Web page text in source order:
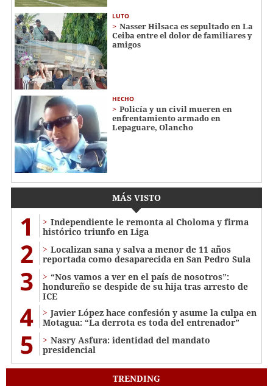
LUTO
Nasser Hilsaca es sepultado en La
Ceiba entre el dolor de familiares y
amigos
HECHO
Policía y un civil mueren en
enfrentamiento armado en
Lepaguare, Olancho
MÁS VISTO
1
Independiente le remonta al Choloma y firma
histórico triunfo en Liga
2
Localizan sana y salva a menor de 11 años
reportada como desaparecida en San Pedro Sula
3
“Nos vamos a ver en el país de nosotros”:
hondureño se despide de su hija tras arresto de
ICE
4
Javier López hace confesión y asume la culpa en
Motagua: “La derrota es toda del entrenador”
5
Nasry Asfura: identidad del mandato
presidencial
TRENDING